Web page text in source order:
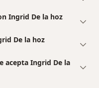
Ingrid De la hoz
De la hoz
acepta Ingrid De la